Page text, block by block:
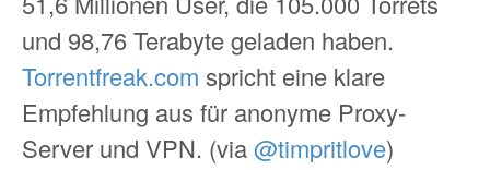
und 98,76 Terabyte geladen haben.
Torrentfreak.com spricht eine klare
Empfehlung aus für anonyme Proxy-
Server und VPN. (via@timpritlove)